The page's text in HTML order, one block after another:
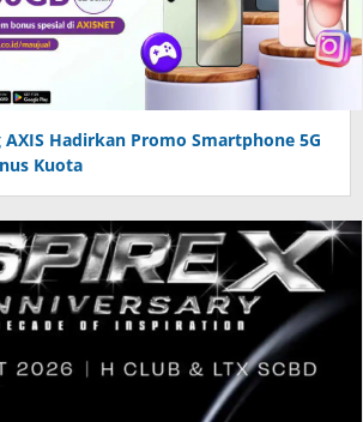
AXIS Hadirkan Promo Smartphone 5G
Kuota